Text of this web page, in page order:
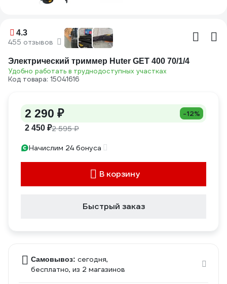
4.3
455 отзывов
Электрический триммер Huter GET 400 70/1/4
Удобно работать в труднодоступных участках
Код товара: 15041616
2 290 ₽ -12%
2 450 ₽2 595 ₽
Начислим 24 бонуса
В корзину
Быстрый заказ
Самовывоз: сегодня,
бесплатно, из 2 магазинов